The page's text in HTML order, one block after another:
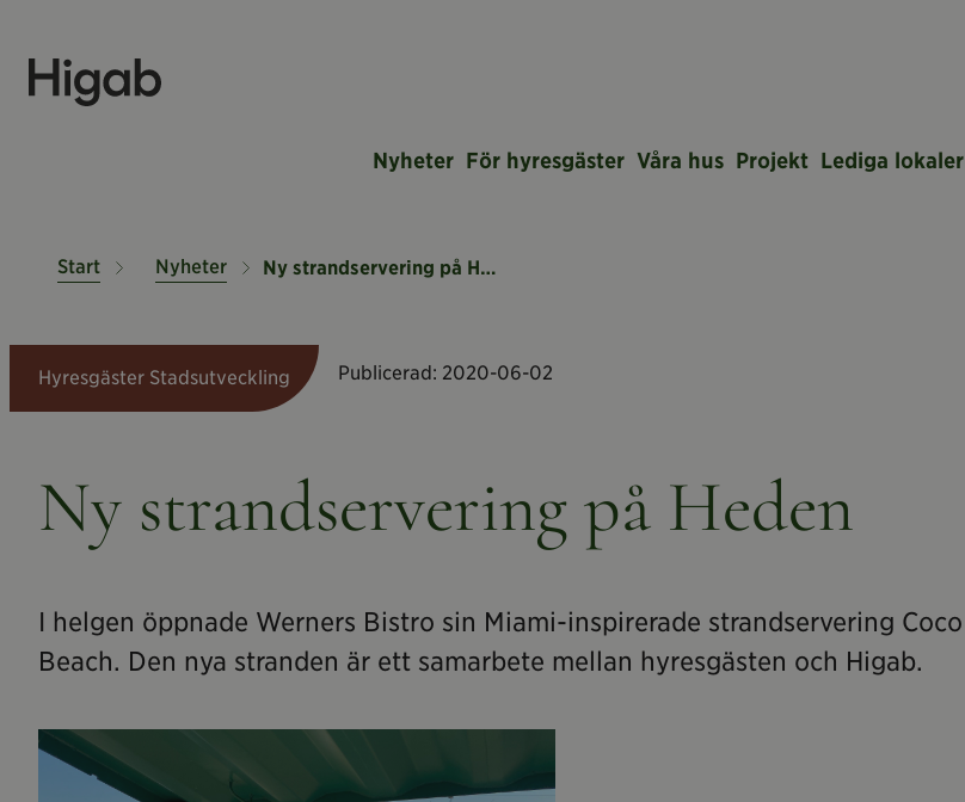
Nyheter För hyresgäster Våra hus Projekt Lediga lokaler
Start Nyheter Ny strandservering på Heden
Hyresgäster Stadsutveckling Publicerad: 2020-06-02
Ny strandservering på Heden
I helgen öppnade Werners Bistro sin Miami-inspirerade strandservering Coco
Beach. Den nya stranden är ett samarbete mellan hyresgästen och Higab.